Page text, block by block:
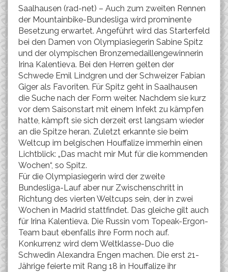
Saalhausen (rad-net) – Auch zum zweiten Rennen
der Mountainbike-Bundesliga wird prominente
Besetzung erwartet. Angeführt wird das Starterfeld
bei den Damen von Olympiasiegerin Sabine Spitz
und der olympischen Bronzemedaillengewinnerin
Irina Kalentieva. Bei den Herren gelten der
Schwede Emil Lindgren und der Schweizer Fabian
Giger als Favoriten. Für Spitz geht in Saalhausen
die Suche nach der Form weiter. Nachdem sie kurz
vor dem Saisonstart mit einem Infekt zu kämpfen
hatte, kämpft sie sich derzeit erst langsam wieder
an die Spitze heran. Zuletzt erkannte sie beim
Weltcup im belgischen Houffalize immerhin einen
Lichtblick: „Das macht mir Mut für die kommenden
Wochen“, so Spitz.
Für die Olympiasiegerin wird der zweite
Bundesliga-Lauf aber nur Zwischenschritt in
Richtung des vierten Weltcups sein, der in zwei
Wochen in Madrid stattfindet. Das gleiche gilt auch
für Irina Kalentieva. Die Russin vom Topeak-Ergon-
Team baut ebenfalls ihre Form noch auf.
Konkurrenz wird dem Weltklasse-Duo die
Schwedin Alexandra Engen machen. Die erst 21-
Jährige feierte mit Rang 18 in Houffalize ihr